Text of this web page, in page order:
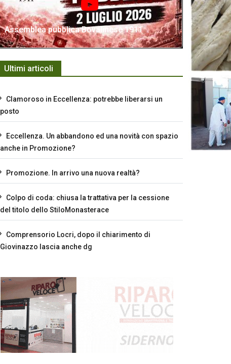
Assemblea pubblica Bovalinese 1911
Ultimi articoli
Clamoroso in Eccellenza: potrebbe liberarsi un
posto
Eccellenza. Un abbandono ed una novità con spazio
anche in Promozione?
Promozione. In arrivo una nuova realtà?
Colpo di coda: chiusa la trattativa per la cessione
del titolo dello StiloMonasterace
Comprensorio Locri, dopo il chiarimento di
Giovinazzo lascia anche dg